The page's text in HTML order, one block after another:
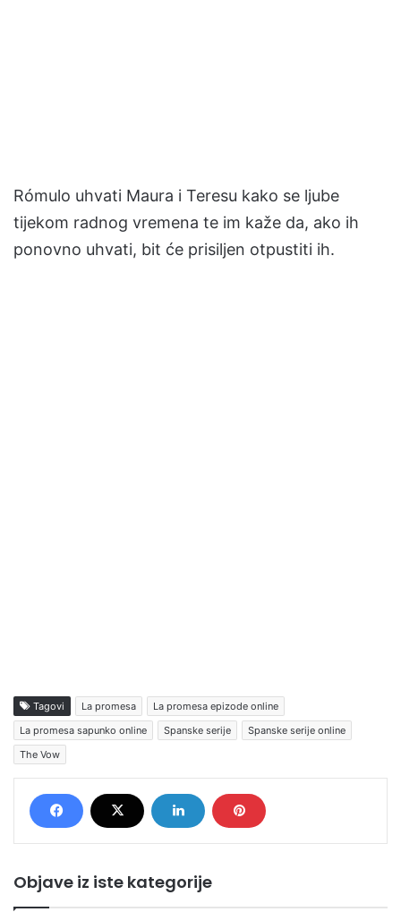
Rómulo uhvati Maura i Teresu kako se ljube
tijekom radnog vremena te im kaže da, ako ih
ponovno uhvati, bit će prisiljen otpustiti ih.
Tagovi La promesa
La promesa epizode online
La promesa sapunko online
Spanske serije
Spanske serije online
The Vow
Objave iz iste kategorije